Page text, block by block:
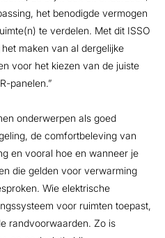
het benodigde vermogen
te verdelen. Met dit ISSO
maken van al dergelijke
voor het kiezen van de juiste
panelen.”
onderwerpen als goed
de comfortbeleving van
en vooral hoe en wanneer je
die gelden voor verwarming
Wie elektrische
voor ruimten toepast,
randvoorwaarden. Zo is